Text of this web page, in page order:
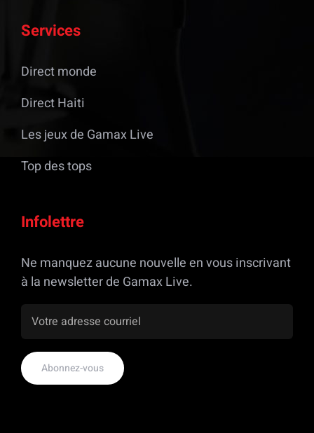
Services
Direct monde
Direct Haiti
Les jeux de Gamax Live
Top des tops
Infolettre
Ne manquez aucune nouvelle en vous inscrivant
à la newsletter de Gamax Live.